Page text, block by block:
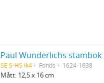
Paul Wunderlichs stambok
SE S-HS Ik4 Fonds 1624-1638
Mått: 12,5 x 16 cm